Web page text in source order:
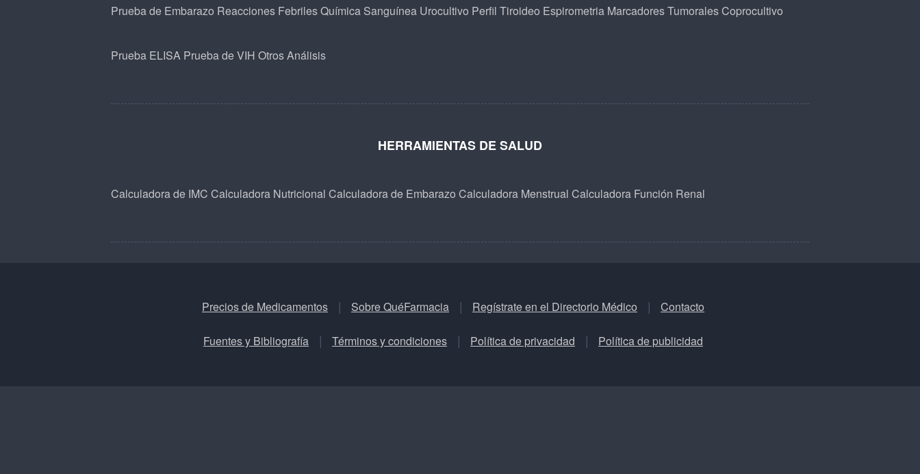
Prueba de Embarazo Reacciones FebrilesQuímica Sanguínea Urocultivo Perfil Tiroideo Espirometria Marcadores TumoralesCoprocultivo
Prueba ELISA Prueba de VIH Otros Análisis
HERRAMIENTAS DE SALUD
Calculadora de IMC Calculadora Nutricional Calculadora de Embarazo Calculadora Menstrual Calculadora Función Renal
Precios de Medicamentos Sobre QuéFarmacia Regístrate en el Directorio Médico Contacto
Fuentes y Bibliografía Términos y condiciones Política de privacidad Política de publicidad